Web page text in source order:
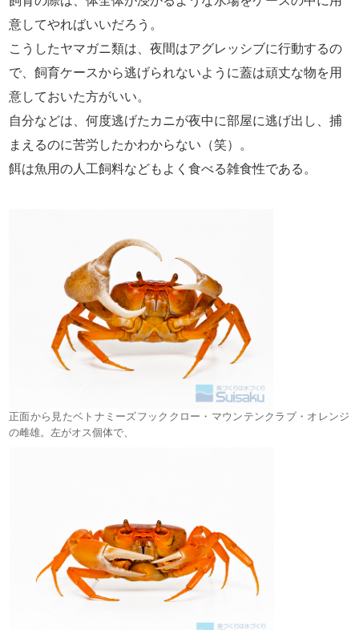
意してやればいいだろう。
こうしたヤマガニ類は、夜間はアグレッシブに行動するの
で、飼育ケースから逃げられないように蓋は頑丈な物を用
意しておいた方がいい。
自分などは、何度逃げたカニが夜中に部屋に逃げ出し、捕
まえるのに苦労したかわからない（笑）。
餌は魚用の人工飼料などもよく食べる雑食性である。
正面から見たベトナミーズフッククロー・マウンテンクラブ・オレンジ
の雌雄。左がオス個体で、